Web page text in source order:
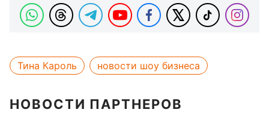
Тина Кароль новости шоу бизнеса
НОВОСТИ ПАРТНЕРОВ